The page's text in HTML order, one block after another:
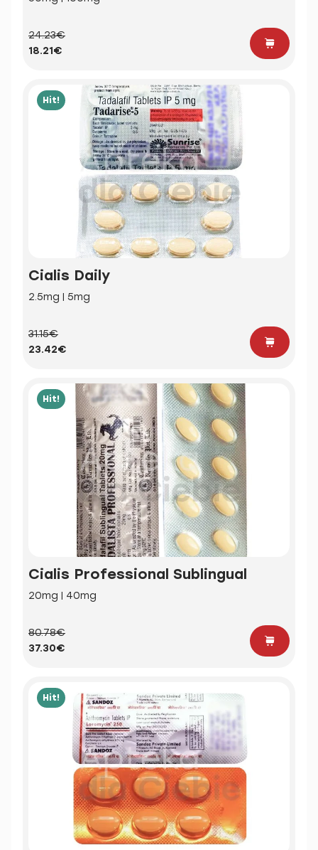
24.23€
18.21€
Hit!
Cialis Daily
2.5mg | 5mg
31.15€
23.42€
Hit!
Cialis Professional Sublingual
20mg | 40mg
80.78€
37.30€
Hit!